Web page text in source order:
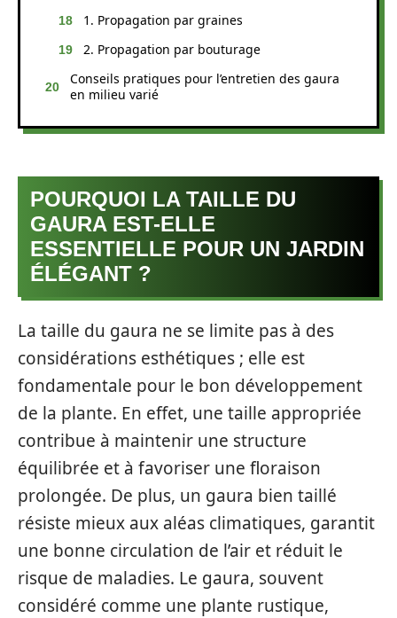
1. Propagation par graines
2. Propagation par bouturage
Conseils pratiques pour l’entretien des gaura
en milieu varié
POURQUOI LA TAILLE DU
GAURA EST-ELLE
ESSENTIELLE POUR UN JARDIN
ÉLÉGANT ?
La taille du gaura ne se limite pas à des
considérations esthétiques ; elle est
fondamentale pour le bon développement
de la plante. En effet, une taille appropriée
contribue à maintenir une structure
équilibrée et à favoriser une floraison
prolongée. De plus, un gaura bien taillé
résiste mieux aux aléas climatiques, garantit
une bonne circulation de l’air et réduit le
risque de maladies. Le gaura, souvent
considéré comme une plante rustique,